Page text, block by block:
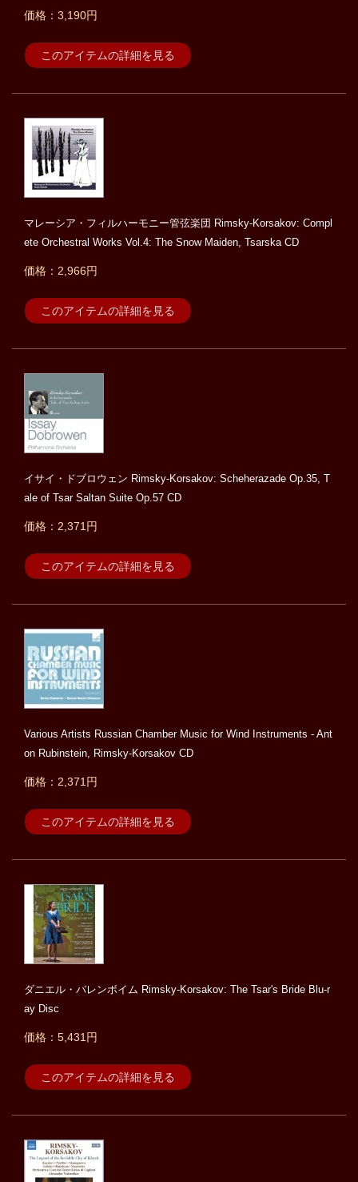
価格：3,190円
このアイテムの詳細を見る
マレーシア・フィルハーモニー管弦楽団 Rimsky-Korsakov: Compl
ete Orchestral Works Vol.4: The Snow Maiden, Tsarska CD
価格：2,966円
このアイテムの詳細を見る
イサイ・ドブロウェン Rimsky-Korsakov: Scheherazade Op.35, T
ale of Tsar Saltan Suite Op.57 CD
価格：2,371円
このアイテムの詳細を見る
Various Artists Russian Chamber Music for Wind Instruments - Ant
on Rubinstein, Rimsky-Korsakov CD
価格：2,371円
このアイテムの詳細を見る
ダニエル・バレンボイム Rimsky-Korsakov: The Tsar's Bride Blu-r
ay Disc
価格：5,431円
このアイテムの詳細を見る